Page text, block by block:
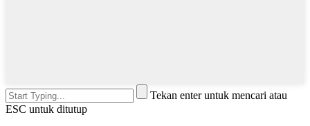
Tekan enter untuk mencari atau
ESC untuk ditutup